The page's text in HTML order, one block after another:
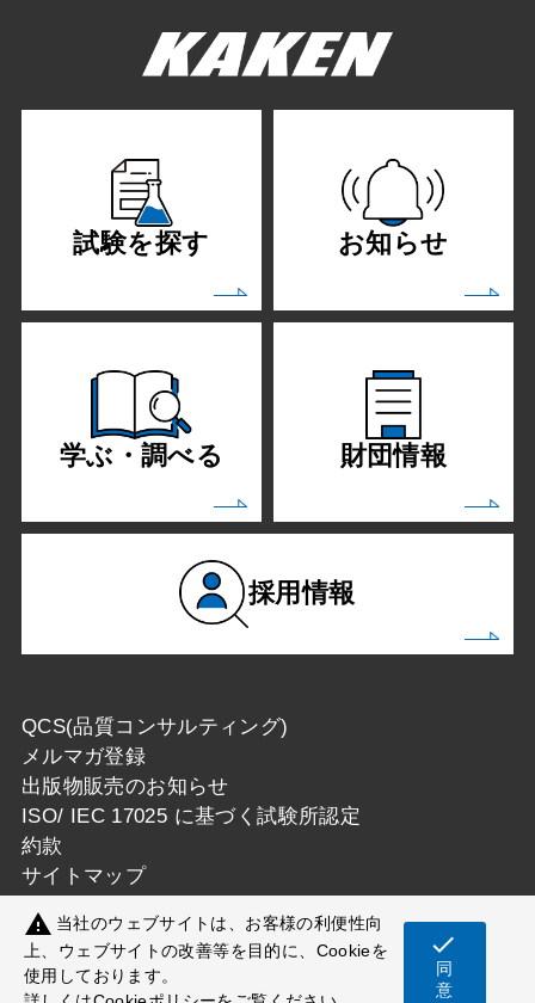
試験を探す お知らせ
学ぶ・調べる 財団情報
採用情報
QCS(品質コンサルティング)
メルマガ登録
出版物販売のお知らせ
ISO/ IEC 17025 に基づく試験所認定
約款
サイトマップ
Copyright © 一般財団法人カケンテストセンター
warning 当社のウェブサイトは、お客様の利便性向
上、ウェブサイトの改善等を目的に、Cookieを
使用しております。
check
同
意